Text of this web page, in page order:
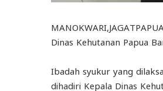
Dinas Kehutanan Papua
Ibadah syukur yang
dihadiri Kepala Dinas